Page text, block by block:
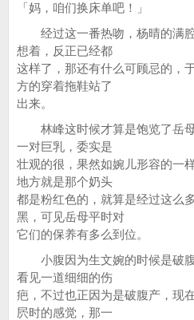
「妈，咱们换床单吧！」
经过这一番热吻，杨晴的满腔
想着，反正已经都
这样了，那还有什么可顾忌的，
方的穿着拖鞋站了
出来。
林峰这时候才算是饱览了岳母
一对巨乳，委实是
壮观的很，果然如婉儿形容的一
地方就是那个奶头
都是粉红色的，就算是经过这么
黑，可见岳母平时对
它们的保养有多么到位。
小腹因为生文婉的时候是破腹
看见一道细细的伤
疤，不过也正因为是破腹产，现
屄时的感觉，那一